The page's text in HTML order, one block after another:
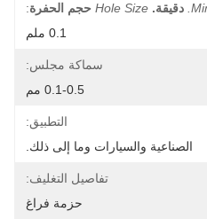
دقيقة. Hole Size حجم الحفرة :
0.1 ملم
سماكة مجلس:
0.1-0.5 مم
التطبيق:
الصناعية والسيارات وما إلى ذلك.
تفاصيل التغليف:
حزمة فراغ